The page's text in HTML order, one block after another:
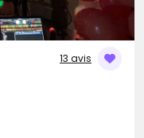
13 avis